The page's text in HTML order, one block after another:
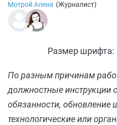
Мотрой Алена (Журналист)
Размер шрифта:
По разным причинам
должностные инструкции
обязанности, обновление
технологические или